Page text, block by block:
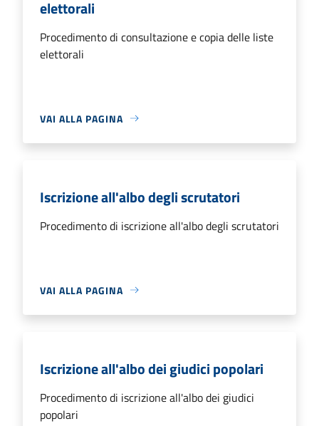
elettorali
Procedimento di consultazione e copia delle liste
elettorali
VAI ALLA PAGINA
Iscrizione all'albo degli scrutatori
Procedimento di iscrizione all'albo degli scrutatori
VAI ALLA PAGINA
Iscrizione all'albo dei giudici popolari
Procedimento di iscrizione all'albo dei giudici
popolari